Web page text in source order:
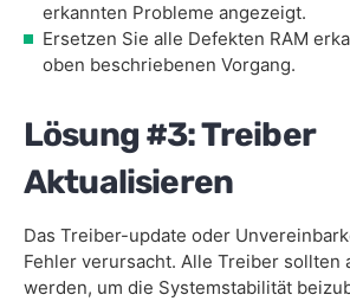
erkannten Probleme angezeigt.
Ersetzen Sie alle Defekten RAM
oben beschriebenen Vorgang.
Lösung #3: Treiber
Aktualisieren
Das Treiber-update oder
Fehler verursacht. Alle Treiber sollten
werden, um die Systemstabilität